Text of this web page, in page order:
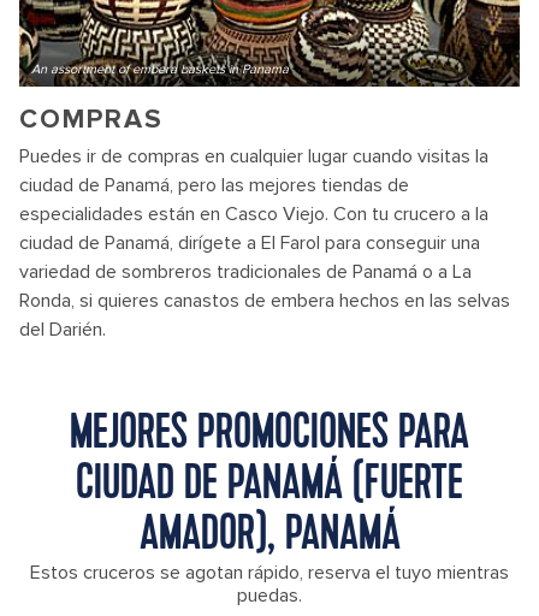
An assortment of embera baskets in Panama
COMPRAS
Puedes ir de compras en cualquier lugar cuando visitas la
ciudad de Panamá, pero las mejores tiendas de
especialidades están en Casco Viejo. Con tu crucero a la
ciudad de Panamá, dirígete a El Farol para conseguir una
variedad de sombreros tradicionales de Panamá o a La
Ronda, si quieres canastos de embera hechos en las selvas
del Darién.
MEJORES PROMOCIONES PARA
CIUDAD DE PANAMÁ (FUERTE
AMADOR), PANAMÁ
Estos cruceros se agotan rápido, reserva el tuyo mientras
puedas.